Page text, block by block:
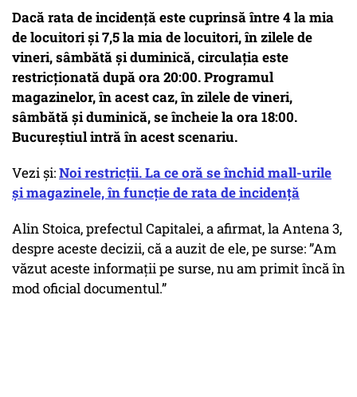
Dacă rata de incidență este cuprinsă între 4 la mia
de locuitori și 7,5 la mia de locuitori, în zilele de
vineri, sâmbătă și duminică, circulația este
restricționată după ora 20:00. Programul
magazinelor, în acest caz, în zilele de vineri,
sâmbătă și duminică, se încheie la ora 18:00.
Bucureștiul intră în acest scenariu.
Vezi și:Noi restricții. La ce oră se închid mall-urile
și magazinele, în funcție de rata de incidență
Alin Stoica, prefectul Capitalei, a afirmat, la Antena 3,
despre aceste decizii, că a auzit de ele, pe surse: ”Am
văzut aceste informații pe surse, nu am primit încă în
mod oficial documentul.”